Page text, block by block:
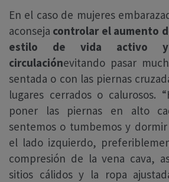
En el caso de mujeres
aconseja controlar el aumento
estilo de vida activo
circulaciónevitando pasar
sentada o con las piernas
lugares cerrados o calurosos.
poner las piernas en alto
sentemos o tumbemos y
el lado izquierdo,
compresión de la vena cava,
sitios cálidos y la ropa